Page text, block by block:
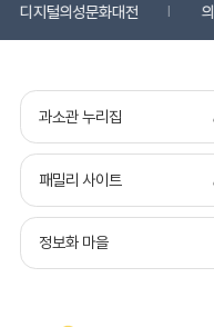
디지털의성문화대전
과소관 누리집
패밀리 사이트
정보화 마을